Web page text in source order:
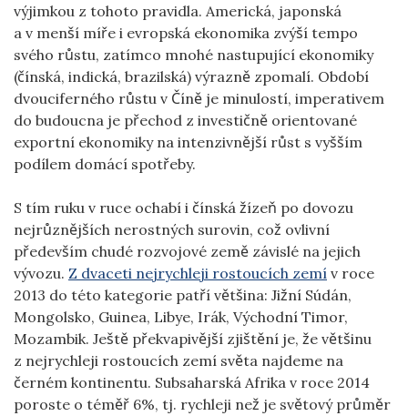
výjimkou z tohoto pravidla. Americká, japonská
a v menší míře i evropská ekonomika zvýší tempo
svého růstu, zatímco mnohé nastupující ekonomiky
(čínská, indická, brazilská) výrazně zpomalí. Období
dvouciferného růstu v Číně je minulostí, imperativem
do budoucna je přechod z investičně orientované
exportní ekonomiky na intenzivnější růst s vyšším
podílem domácí spotřeby.
S tím ruku v ruce ochabí i čínská žízeň po dovozu
nejrůznějších nerostných surovin, což ovlivní
především chudé rozvojové země závislé na jejich
vývozu. Z dvaceti nejrychleji rostoucích zemí v roce
2013 do této kategorie patří většina: Jižní Súdán,
Mongolsko, Guinea, Libye, Irák, Východní Timor,
Mozambik. Ještě překvapivější zjištění je, že většinu
z nejrychleji rostoucích zemí světa najdeme na
černém kontinentu. Subsaharská Afrika v roce 2014
poroste o téměř 6%, tj. rychleji než je světový průměr